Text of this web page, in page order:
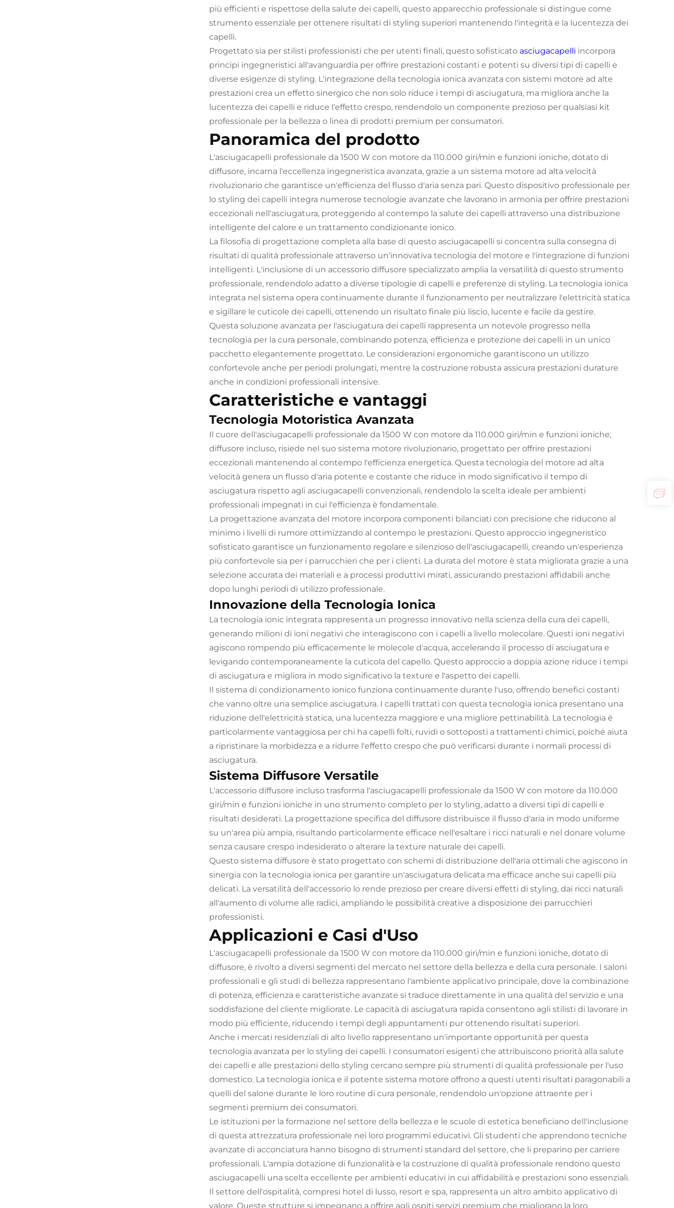
più efficienti e rispettose della salute dei capelli, questo apparecchio professionale si distingue come
strumento essenziale per ottenere risultati di styling superiori mantenendo l'integrità e la lucentezza dei
capelli.
Progettato sia per stilisti professionisti che per utenti finali, questo sofisticato asciugacapelli incorpora
principi ingegneristici all'avanguardia per offrire prestazioni costanti e potenti su diversi tipi di capelli e
diverse esigenze di styling. L'integrazione della tecnologia ionica avanzata con sistemi motore ad alte
prestazioni crea un effetto sinergico che non solo riduce i tempi di asciugatura, ma migliora anche la
lucentezza dei capelli e riduce l'effetto crespo, rendendolo un componente prezioso per qualsiasi kit
professionale per la bellezza o linea di prodotti premium per consumatori.
Panoramica del prodotto
L'asciugacapelli professionale da 1500 W con motore da 110.000 giri/min e funzioni ioniche, dotato di
diffusore, incarna l'eccellenza ingegneristica avanzata, grazie a un sistema motore ad alta velocità
rivoluzionario che garantisce un'efficienza del flusso d'aria senza pari. Questo dispositivo professionale per
lo styling dei capelli integra numerose tecnologie avanzate che lavorano in armonia per offrire prestazioni
eccezionali nell'asciugatura, proteggendo al contempo la salute dei capelli attraverso una distribuzione
intelligente del calore e un trattamento condizionante ionico.
La filosofia di progettazione completa alla base di questo asciugacapelli si concentra sulla consegna di
risultati di qualità professionale attraverso un'innovativa tecnologia del motore e l'integrazione di funzioni
intelligenti. L'inclusione di un accessorio diffusore specializzato amplia la versatilità di questo strumento
professionale, rendendolo adatto a diverse tipologie di capelli e preferenze di styling. La tecnologia ionica
integrata nel sistema opera continuamente durante il funzionamento per neutralizzare l'elettricità statica
e sigillare le cuticole dei capelli, ottenendo un risultato finale più liscio, lucente e facile da gestire.
Questa soluzione avanzata per l'asciugatura dei capelli rappresenta un notevole progresso nella
tecnologia per la cura personale, combinando potenza, efficienza e protezione dei capelli in un unico
pacchetto elegantemente progettato. Le considerazioni ergonomiche garantiscono un utilizzo
confortevole anche per periodi prolungati, mentre la costruzione robusta assicura prestazioni durature
anche in condizioni professionali intensive.
Caratteristiche e vantaggi
Tecnologia Motoristica Avanzata
Il cuore dell'asciugacapelli professionale da 1500 W con motore da 110.000 giri/min e funzioni ioniche,
diffusore incluso, risiede nel suo sistema motore rivoluzionario, progettato per offrire prestazioni
eccezionali mantenendo al contempo l'efficienza energetica. Questa tecnologia del motore ad alta
velocità genera un flusso d'aria potente e costante che riduce in modo significativo il tempo di
asciugatura rispetto agli asciugacapelli convenzionali, rendendolo la scelta ideale per ambienti
professionali impegnati in cui l'efficienza è fondamentale.
La progettazione avanzata del motore incorpora componenti bilanciati con precisione che riducono al
minimo i livelli di rumore ottimizzando al contempo le prestazioni. Questo approccio ingegneristico
sofisticato garantisce un funzionamento regolare e silenzioso dell'asciugacapelli, creando un'esperienza
più confortevole sia per i parrucchieri che per i clienti. La durata del motore è stata migliorata grazie a una
selezione accurata dei materiali e a processi produttivi mirati, assicurando prestazioni affidabili anche
dopo lunghi periodi di utilizzo professionale.
Innovazione della Tecnologia Ionica
La tecnologia ionic integrata rappresenta un progresso innovativo nella scienza della cura dei capelli,
generando milioni di ioni negativi che interagiscono con i capelli a livello molecolare. Questi ioni negativi
agiscono rompendo più efficacemente le molecole d'acqua, accelerando il processo di asciugatura e
levigando contemporaneamente la cuticola del capello. Questo approccio a doppia azione riduce i tempi
di asciugatura e migliora in modo significativo la texture e l'aspetto dei capelli.
Il sistema di condizionamento ionico funziona continuamente durante l'uso, offrendo benefici costanti
che vanno oltre una semplice asciugatura. I capelli trattati con questa tecnologia ionica presentano una
riduzione dell'elettricità statica, una lucentezza maggiore e una migliore pettinabilità. La tecnologia è
particolarmente vantaggiosa per chi ha capelli folti, ruvidi o sottoposti a trattamenti chimici, poiché aiuta
a ripristinare la morbidezza e a ridurre l'effetto crespo che può verificarsi durante i normali processi di
asciugatura.
Sistema Diffusore Versatile
L'accessorio diffusore incluso trasforma l'asciugacapelli professionale da 1500 W con motore da 110.000
giri/min e funzioni ioniche in uno strumento completo per lo styling, adatto a diversi tipi di capelli e
risultati desiderati. La progettazione specifica del diffusore distribuisce il flusso d'aria in modo uniforme
su un'area più ampia, risultando particolarmente efficace nell'esaltare i ricci naturali e nel donare volume
senza causare crespo indesiderato o alterare la texture naturale dei capelli.
Questo sistema diffusore è stato progettato con schemi di distribuzione dell'aria ottimali che agiscono in
sinergia con la tecnologia ionica per garantire un'asciugatura delicata ma efficace anche sui capelli più
delicati. La versatilità dell'accessorio lo rende prezioso per creare diversi effetti di styling, dai ricci naturali
all'aumento di volume alle radici, ampliando le possibilità creative a disposizione dei parrucchieri
professionisti.
Applicazioni e Casi d'Uso
L'asciugacapelli professionale da 1500 W con motore da 110.000 giri/min e funzioni ioniche, dotato di
diffusore, è rivolto a diversi segmenti del mercato nel settore della bellezza e della cura personale. I saloni
professionali e gli studi di bellezza rappresentano l'ambiente applicativo principale, dove la combinazione
di potenza, efficienza e caratteristiche avanzate si traduce direttamente in una qualità del servizio e una
soddisfazione del cliente migliorate. Le capacità di asciugatura rapida consentono agli stilisti di lavorare in
modo più efficiente, riducendo i tempi degli appuntamenti pur ottenendo risultati superiori.
Anche i mercati residenziali di alto livello rappresentano un'importante opportunità per questa
tecnologia avanzata per lo styling dei capelli. I consumatori esigenti che attribuiscono priorità alla salute
dei capelli e alle prestazioni dello styling cercano sempre più strumenti di qualità professionale per l'uso
domestico. La tecnologia ionica e il potente sistema motore offrono a questi utenti risultati paragonabili a
quelli del salone durante le loro routine di cura personale, rendendolo un'opzione attraente per i
segmenti premium dei consumatori.
Le istituzioni per la formazione nel settore della bellezza e le scuole di estetica beneficiano dell'inclusione
di questa attrezzatura professionale nei loro programmi educativi. Gli studenti che apprendono tecniche
avanzate di acconciatura hanno bisogno di strumenti standard del settore, che li preparino per carriere
professionali. L'ampia dotazione di funzionalità e la costruzione di qualità professionale rendono questo
asciugacapelli una scelta eccellente per ambienti educativi in cui affidabilità e prestazioni sono essenziali.
Il settore dell'ospitalità, compresi hotel di lusso, resort e spa, rappresenta un altro ambito applicativo di
valore. Queste strutture si impegnano a offrire agli ospiti servizi premium che migliorano la loro